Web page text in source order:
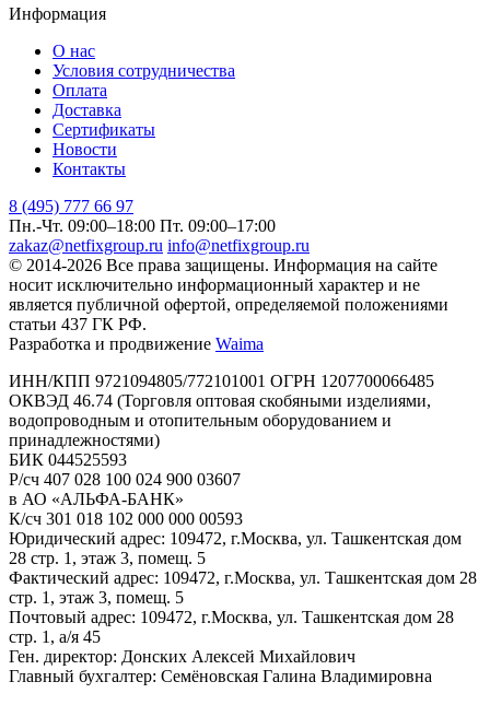
Информация
О нас
Условия сотрудничества
Оплата
Доставка
Сертификаты
Новости
Контакты
8 (495) 777 66 97
Пн.-Чт. 09:00–18:00 Пт. 09:00–17:00
zakaz@netfixgroup.ru info@netfixgroup.ru
© 2014-2026 Все права защищены. Информация на сайте
носит исключительно информационный характер и не
является публичной офертой, определяемой положениями
статьи 437 ГК РФ.
Разработка и продвижение Waima
ИНН/КПП 9721094805/772101001 ОГРН 1207700066485
ОКВЭД 46.74 (Торговля оптовая скобяными изделиями,
водопроводным и отопительным оборудованием и
принадлежностями)
БИК 044525593
Р/сч 407 028 100 024 900 03607
в АО «АЛЬФА-БАНК»
К/сч 301 018 102 000 000 00593
Юридический адрес: 109472, г.Москва, ул. Ташкентская дом
28 стр. 1, этаж 3, помещ. 5
Фактический адрес: 109472, г.Москва, ул. Ташкентская дом 28
стр. 1, этаж 3, помещ. 5
Почтовый адрес: 109472, г.Москва, ул. Ташкентская дом 28
стр. 1, а/я 45
Ген. директор: Донских Алексей Михайлович
Главный бухгалтер: Семёновская Галина Владимировна